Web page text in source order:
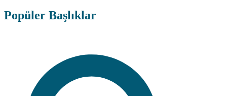
Popüler Başlıklar